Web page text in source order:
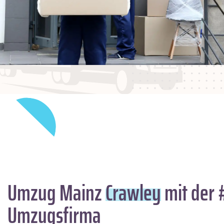
Umzug MainzCrawleymit der
Umzugsfirma